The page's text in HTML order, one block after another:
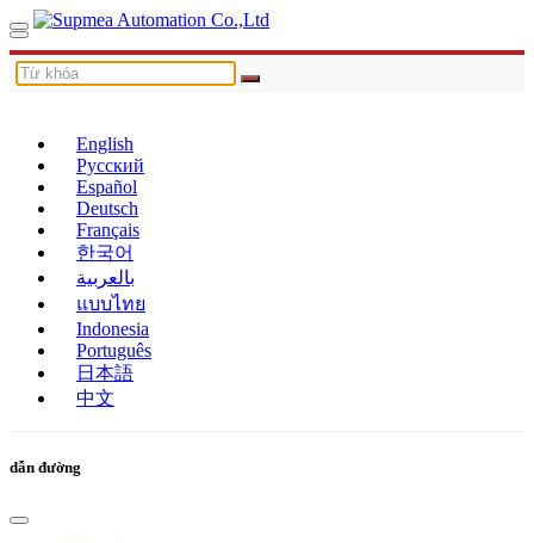
English
Русский
Español
Deutsch
Français
한국어
بالعربية
แบบไทย
Indonesia
Português
日本語
中文
dẫn đường